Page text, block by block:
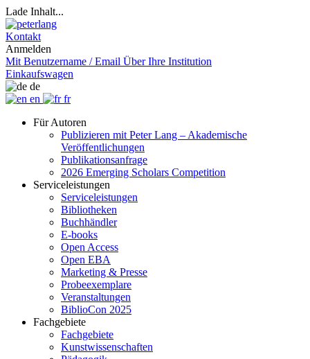
Lade Inhalt...
Kontakt
Anmelden
Mit Benutzername / Email Über Ihre Institution
Einkaufswagen
de
en
fr
Für Autoren
Publizieren mit Peter Lang – Akademische
Veröffentlichungen
Publikationsanfrage
2026 Emerging Scholars Competition
Serviceleistungen
Serviceleistungen
Bibliotheken
Buchhändler
E-books
Open Access
Open EBA
Marketing & Presse
Probeexemplare
Veranstaltungen
BiblioCon 2025
Fachgebiete
Fachgebiete
Kunstwissenschaften